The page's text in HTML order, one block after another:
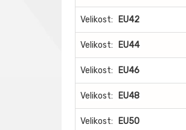
Velikost: EU42
Velikost: EU44
Velikost: EU46
Velikost: EU48
Velikost: EU50